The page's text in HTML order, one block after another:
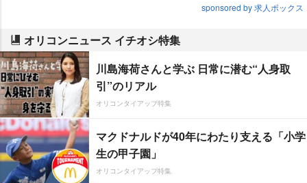
sponsored by 求人ボックス
オリコンニュース イチオシ特集
川島海荷さんと学ぶ 日常に潜む“人身取
引”のリアル
オリコンタイアップ特集
マクドナルドが40年にわたり支える「小学
生の甲子園」
オリコンタイアップ特集